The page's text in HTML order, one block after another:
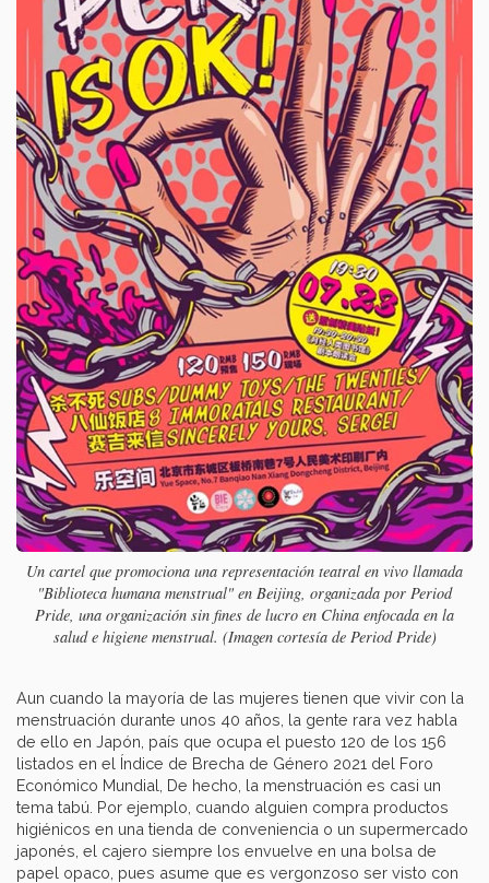
Un cartel que promociona una representación teatral en vivo llamada
"Biblioteca humana menstrual" en Beijing, organizada por Period
Pride, una organización sin fines de lucro en China enfocada en la
salud e higiene menstrual. (Imagen cortesía de Period Pride)
Aun cuando la mayoría de las mujeres tienen que vivir con la
menstruación durante unos 40 años, la gente rara vez habla
de ello en Japón, país que ocupa el puesto 120 de los 156
listados en el Índice de Brecha de Género 2021 del Foro
Económico Mundial, De hecho, la menstruación es casi un
tema tabú. Por ejemplo, cuando alguien compra productos
higiénicos en una tienda de conveniencia o un supermercado
japonés, el cajero siempre los envuelve en una bolsa de
papel opaco, pues asume que es vergonzoso ser visto con